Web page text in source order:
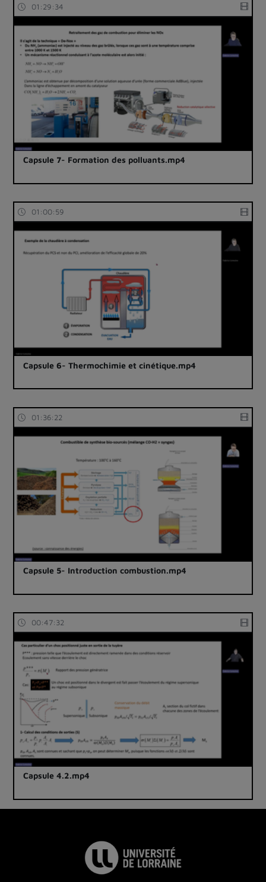
01:29:34
Capsule 7- Formation des polluants.mp4
01:00:59
Capsule 6- Thermochimie et cinétique.mp4
01:36:22
Capsule 5- Introduction combustion.mp4
00:47:32
Capsule 4.2.mp4